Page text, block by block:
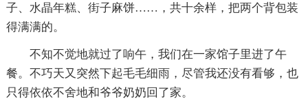
子、水晶年糕、街子麻饼……，共十余样，把两个背包装
得满满的。
不知不觉地就过了响午，我们在一家馆子里进了午
餐。不巧天又突然下起毛毛细雨，尽管我还没有看够，也
只得依依不舍地和爷爷奶奶回了家。